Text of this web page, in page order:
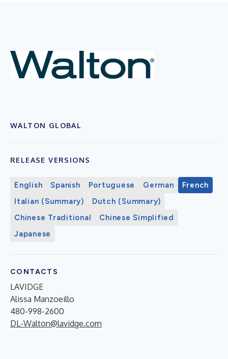
WALTON GLOBAL
RELEASE VERSIONS
English Spanish Portuguese German
French
Italian (Summary)
Dutch (Summary)
Chinese Traditional
Chinese Simplified
Japanese
CONTACTS
LAVIDGE
Alissa Manzoeillo
480-998-2600
DL-Walton@lavidge.com